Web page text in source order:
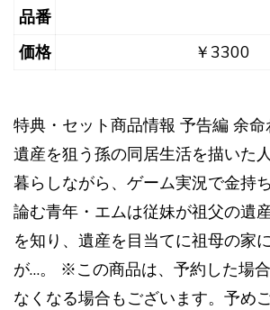
品番
価格 ￥3300
特典・セット商品情報 予告編 余命
遺産を狙う孫の同居生活を描いた
暮らしながら、ゲーム実況で金持
論む青年・エムは従妹が祖父の遺
を知り、遺産を目当てに祖母の家
が…。 ※この商品は、予約した場
なくなる場合もございます。予め